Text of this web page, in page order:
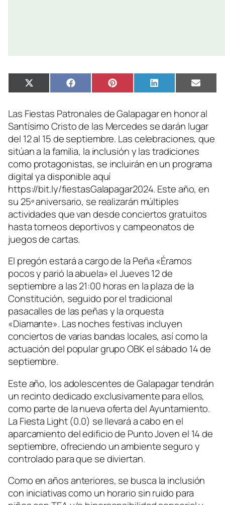
Compartir
en
X
(Twitter)
Compartir
en
FacebookCompartir
en
PinterestCompartir
en
LinkedIn
en
Email
Las Fiestas Patronales de Galapagar en honor al
Santísimo Cristo de las Mercedes se darán lugar
del 12 al 15 de septiembre. Las celebraciones, que
sitúan a la familia, la inclusión y las tradiciones
como protagonistas, se incluirán en un programa
digital ya disponible aquí
https://bit.ly/fiestasGalapagar2024. Este año, en
su 25º aniversario, se realizarán múltiples
actividades que van desde conciertos gratuitos
hasta torneos deportivos y campeonatos de
juegos de cartas.
El pregón estará a cargo de la Peña «Éramos
pocos y parió la abuela» el Jueves 12 de
septiembre a las 21:00 horas en la plaza de la
Constitución, seguido por el tradicional
pasacalles de las peñas y la orquesta
«Diamante». Las noches festivas incluyen
conciertos de varias bandas locales, así como la
actuación del popular grupo OBK el sábado 14 de
septiembre.
Este año, los adolescentes de Galapagar tendrán
un recinto dedicado exclusivamente para ellos,
como parte de la nueva oferta del Ayuntamiento.
La Fiesta Light (0.0) se llevará a cabo en el
aparcamiento del edificio de Punto Joven el 14 de
septiembre, ofreciendo un ambiente seguro y
controlado para que se diviertan.
Como en años anteriores, se busca la inclusión
con iniciativas como un horario sin ruido para